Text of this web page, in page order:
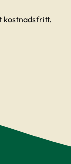
kostnadsfritt.